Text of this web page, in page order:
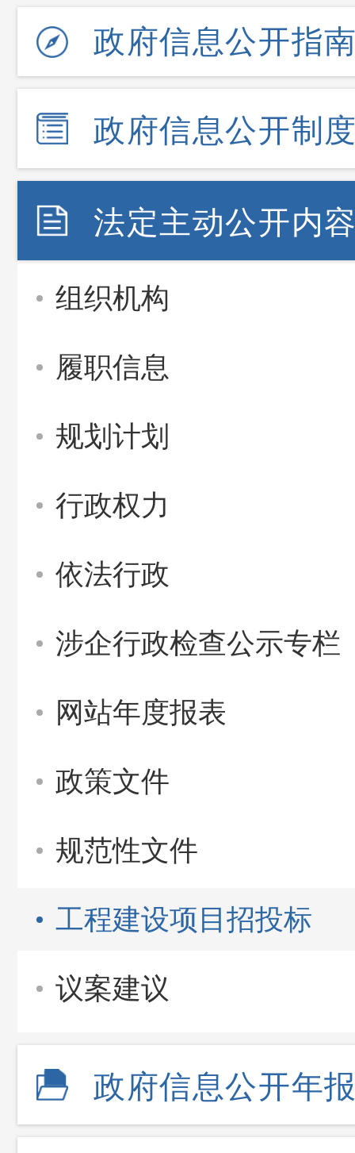
政府信息公开指
政府信息公开制
法定主动公开内
组织机构
履职信息
规划计划
行政权力
依法行政
涉企行政检查公示专栏
网站年度报表
政策文件
规范性文件
工程建设项目招投标
议案建议
政府信息公开年